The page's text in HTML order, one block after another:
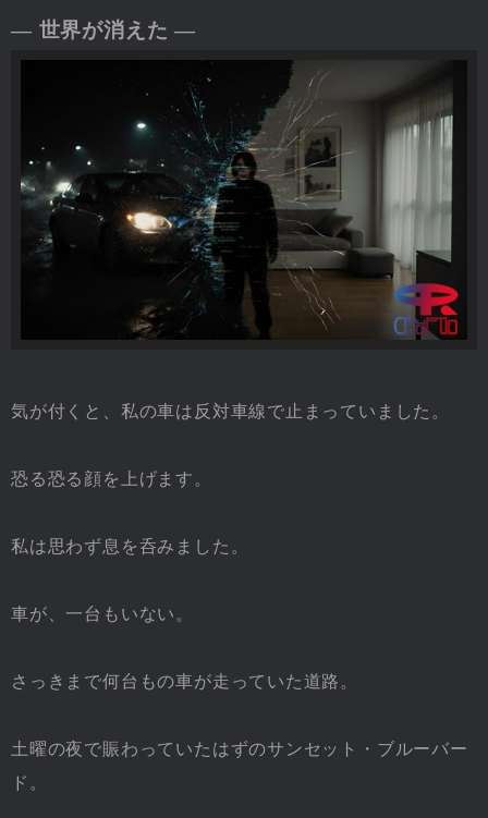
― 世界が消えた ―
気が付くと、私の車は反対車線で止まっていました。
恐る恐る顔を上げます。
私は思わず息を呑みました。
車が、一台もいない。
さっきまで何台もの車が走っていた道路。
土曜の夜で賑わっていたはずのサンセット・ブルーバー
ド。